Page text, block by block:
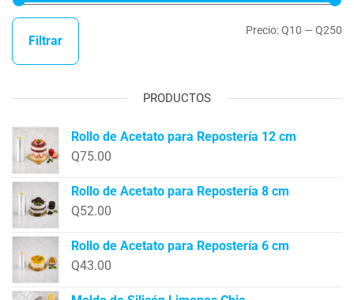
Filtrar
Precio:Q10 — Q250
PRODUCTOS
Rollo de Acetato para Repostería 12 cm
Q75.00
Rollo de Acetato para Repostería 8 cm
Q52.00
Rollo de Acetato para Repostería 6 cm
Q43.00